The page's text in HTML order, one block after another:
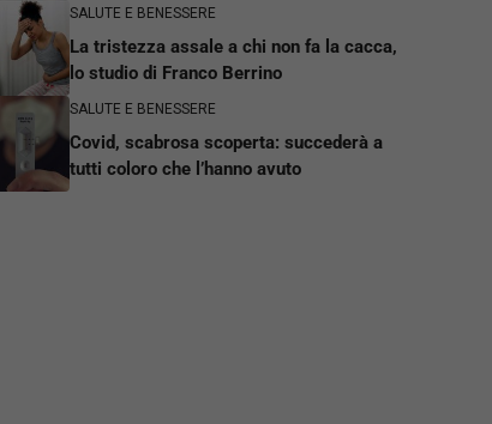
SALUTE E BENESSERE
La tristezza assale a chi non fa la cacca,
lo studio di Franco Berrino
SALUTE E BENESSERE
Covid, scabrosa scoperta: succederà a
tutti coloro che l’hanno avuto